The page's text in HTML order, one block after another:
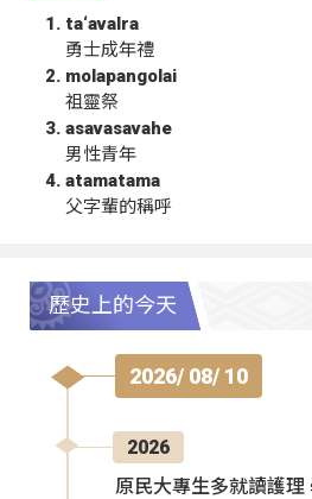
ta‘avalra
勇士成年禮
molapangolai
祖靈祭
asavasavahe
男性青年
atamatama
父字輩的稱呼
歷史上的今天
2026/ 08/ 10
2026
原民大專生多就讀護理